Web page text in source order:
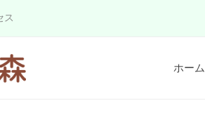
ス
ホーム